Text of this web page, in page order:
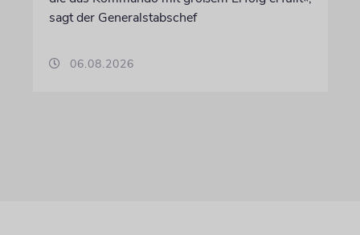
sagt der Generalstabschef
06.08.2026